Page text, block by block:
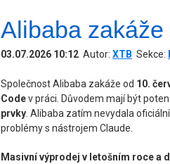
Alibaba zakáže
03.07.2026 10:12 Autor: XTB Sekce:
Společnost Alibaba zakáže od 10.
Codev práci. Důvodem mají být
prvky. Alibaba zatím nevydala
problémy s nástrojem Claude.
Masivní výprodej v letošním roce a